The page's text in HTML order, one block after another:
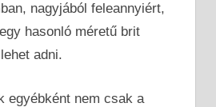
nagyjából feleannyiért,
hasonló méretű brit
adni.
egyébként nem csak a